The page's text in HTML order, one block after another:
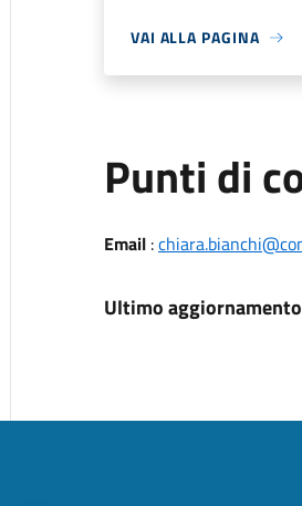
VAI ALLA PAGINA
Punti di
Email:
Ultimo aggiornamento